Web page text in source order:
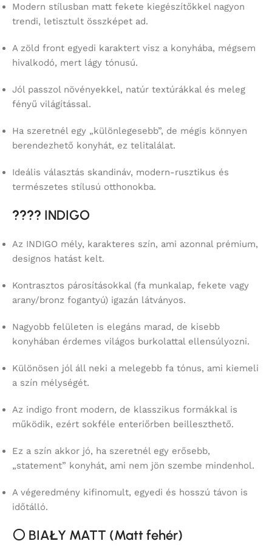
Modern stílusban matt fekete kiegészítőkkel nagyon
trendi, letisztult összképet ad.
A zöld front egyedi karaktert visz a konyhába, mégsem
hivalkodó, mert lágy tónusú.
Jól passzol növényekkel, natúr textúrákkal és meleg
fényű világítással.
Ha szeretnél egy „különlegesebb”, de mégis könnyen
berendezhető konyhát, ez telitalálat.
Ideális választás skandináv, modern-rusztikus és
természetes stílusú otthonokba.
???? INDIGO
Az INDIGO mély, karakteres szín, ami azonnal prémium,
designos hatást kelt.
Kontrasztos párosításokkal (fa munkalap, fekete vagy
arany/bronz fogantyú) igazán látványos.
Nagyobb felületen is elegáns marad, de kisebb
konyhában érdemes világos burkolattal ellensúlyozni.
Különösen jól áll neki a melegebb fa tónus, ami kiemeli
a szín mélységét.
Az indigo front modern, de klasszikus formákkal is
működik, ezért sokféle enteriőrben beilleszthető.
Ez a szín akkor jó, ha szeretnél egy erősebb,
„statement” konyhát, ami nem jön szembe mindenhol.
A végeredmény kifinomult, egyedi és hosszú távon is
időtálló.
⚪ BIAŁY MATT (Matt fehér)